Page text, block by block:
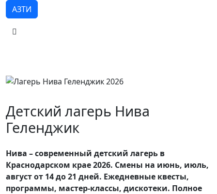
АЗТИ
Детский лагерь Нива
Геленджик
Нива – современный детский лагерь в
Краснодарском крае 2026. Смены на июнь, июль,
август от 14 до 21 дней. Ежедневные квесты,
программы, мастер-классы, дискотеки. Полное